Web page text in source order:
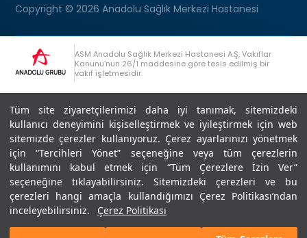
Tüm site ziyaretçilerimizi daha iyi tanımak, sitemizdeki
kullanıcı deneyimini kişiselleştirmek ve iyileştirmek için web
sitemizde çerezler kullanıyoruz. Çerez ayarlarınızı yönetmek
için “Tercihleri Yönet” seçeneğine veya tüm çerezlerin
kullanımını kabul etmek için “Tüm Çerezlere İzin Ver”
seçeneğine tıklayabilirsiniz. Sitemizdeki çerezleri ve bu
çerezleri hangi amaçla kullandığımızı Çerez Politikası’ndan
inceleyebilirsiniz.
Çerez Politikası
Copyright © 2026 Anadolu Sağlık Merkezi Hastanesi
ASM Anadolu Sağlık Merkezi Hastanesi A.Ş, Vakıflar
Kanunu’nun 26/1 maddesine göre tesis edilmiş bir
vakıf işletmesidir.
Anadolu Grubu Danışma Hattı +90 (262) 678 54 00
Son Güncellenme: 07.07.2026
Editör : Didem Akçay Göktepe | 44 44 276